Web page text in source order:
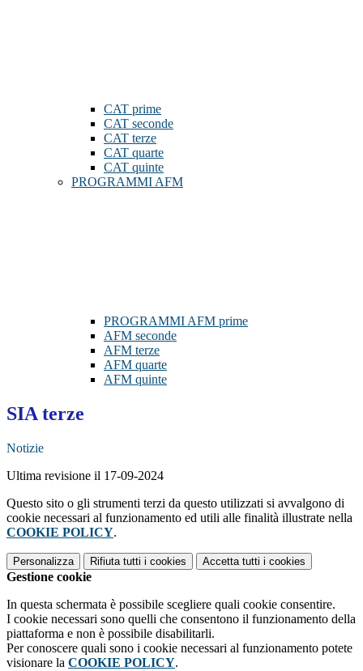
CAT prime
CAT seconde
CAT terze
CAT quarte
CAT quinte
PROGRAMMI AFM
PROGRAMMI AFM prime
AFM seconde
AFM terze
AFM quarte
AFM quinte
SIA terze
Notizie
Ultima revisione il 17-09-2024
Questo sito o gli strumenti terzi da questo utilizzati si avvalgono di
cookie necessari al funzionamento ed utili alle finalità illustrate nella
COOKIE POLICY.
Personalizza Rifiuta tutti i cookies Accetta tutti i cookies
Gestione cookie
In questa schermata è possibile scegliere quali cookie consentire.
I cookie necessari sono quelli che consentono il funzionamento della
piattaforma e non è possibile disabilitarli.
Per conoscere quali sono i cookie necessari al funzionamento potete
visionare la COOKIE POLICY.